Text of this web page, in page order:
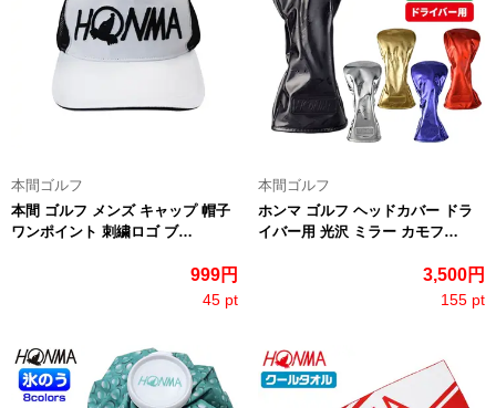
本間ゴルフ
本間 ゴルフ メンズ キャップ 帽子
ワンポイント 刺繍ロゴ ブ…
999円
45 pt
本間ゴルフ
ホンマ ゴルフ ヘッドカバー ドラ
イバー用 光沢 ミラー カモフ…
3,500円
155 pt